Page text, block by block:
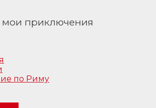
приключения
по Риму